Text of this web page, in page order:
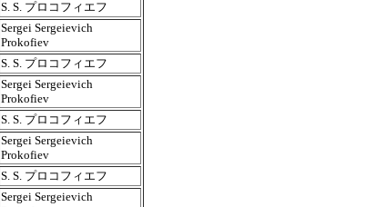
S. S. プロコフィエフ
Sergei Sergeievich
Prokofiev
S. S. プロコフィエフ
Sergei Sergeievich
Prokofiev
S. S. プロコフィエフ
Sergei Sergeievich
Prokofiev
S. S. プロコフィエフ
Sergei Sergeievich